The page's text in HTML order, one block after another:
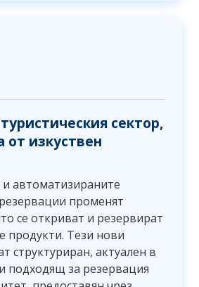
сектор,
от изкуствен
и автоматизираните
променят
се откриват и резервират
продукти. Тези нови
структуриран, актуален в
подходящ за резервация